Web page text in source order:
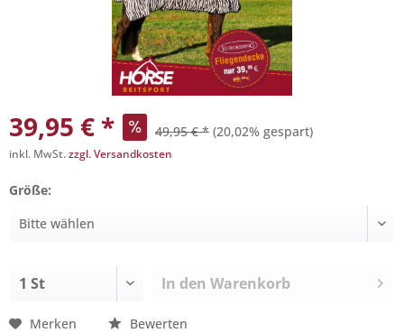
39,95 € * 49,95 € * (20,02% gespart)
inkl. MwSt.zzgl. Versandkosten
Größe:
In den Warenkorb
Merken Bewerten